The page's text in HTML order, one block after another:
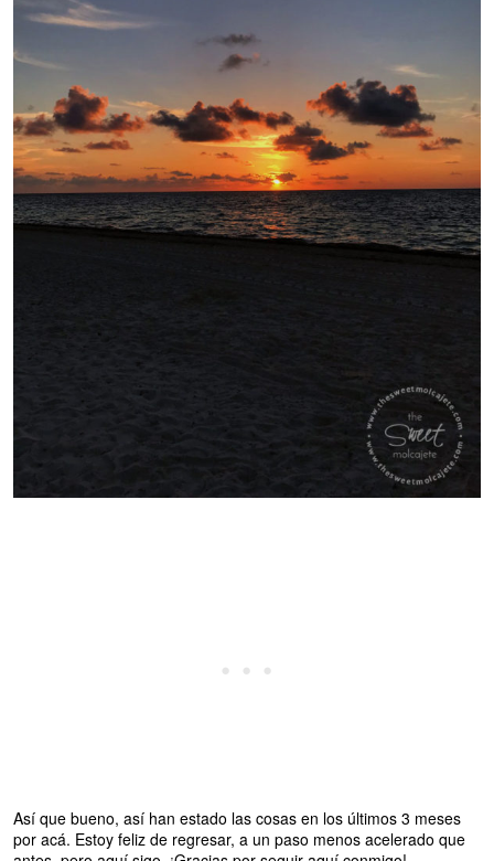
Así que bueno, así han estado las cosas en los últimos 3 meses
por acá. Estoy feliz de regresar, a un paso menos acelerado que